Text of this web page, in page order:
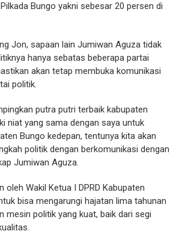
Bungo yakni sebesar 20 persen di
Jon, sapaan lain Jumiwan Aguza tidak
hanya sebatas beberapa partai
akan tetap membuka komunikasi
politik.
putra putri terbaik kabupaten
niat yang sama dengan saya untuk
Bungo kedepan, tentunya kita akan
politik dengan berkomunikasi dengan
Jumiwan Aguza.
oleh Wakil Ketua I DPRD Kabupaten
bisa mengarungi hajatan lima tahunan
mesin politik yang kuat, baik dari segi